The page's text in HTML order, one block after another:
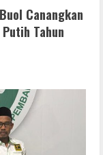
Canangkan
Tahun